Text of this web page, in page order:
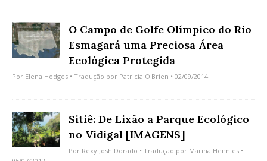
O Campo de Golfe Olímpico do Rio
Esmagará uma Preciosa Área
Ecológica Protegida
Por Elena Hodges • Tradução por Patricia O'Brien • 02/09/2014
Sitiê: De Lixão a Parque Ecológico
no Vidigal [IMAGENS]
Por Rexy Josh Dorado • Tradução por Marina Hennies •